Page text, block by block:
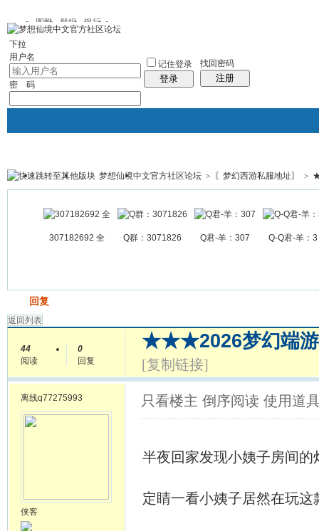
图酷 群组 银行
下拉
用户名
密 码
记住登录
登录
找回密码
注册
银行 群组聚合 我的空间
帖子
梦想仙境中文官方社区论坛 > 〖梦幻西游私服地址〗 >
307182692 全 Q群：3071826 Q君-羊：307 Q-Q君-羊：3
回复
返回列表
44
阅读
0
回复
★★★2026梦幻端
[复制链接]
离线q77275993
侠客
只看楼主 倒序阅读 使用道
半夜回家发现小姨子房间的
定睛一看小姨子居然在玩